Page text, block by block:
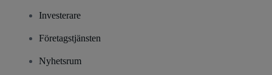
Investerare
Företagstjänsten
Nyhetsrum